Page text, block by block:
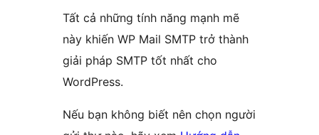
Tất cả những tính năng mạnh mẽ
này khiến WP Mail SMTP trở thành
giải pháp SMTP tốt nhất cho
WordPress.
Nếu bạn không biết nên chọn người